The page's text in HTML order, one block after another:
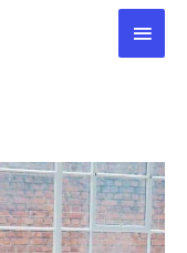
メ
ニ
ュ